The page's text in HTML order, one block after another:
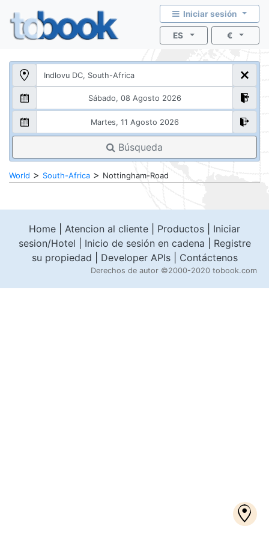
Iniciar sesión
ES €
Búsqueda
World > South-Africa > Nottingham-Road
Home Atencion al cliente Productos
Iniciar
sesion/Hotel
Inicio de sesión en cadena
Registre
su propiedad
Developer APIs| Contáctenos
Derechos de autor ©2000-2020 tobook.com